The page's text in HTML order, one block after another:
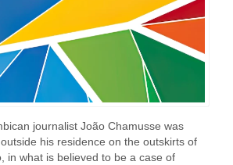
journalist João Chamusse was
his residence on the outskirts of
in what is believed to be a case of